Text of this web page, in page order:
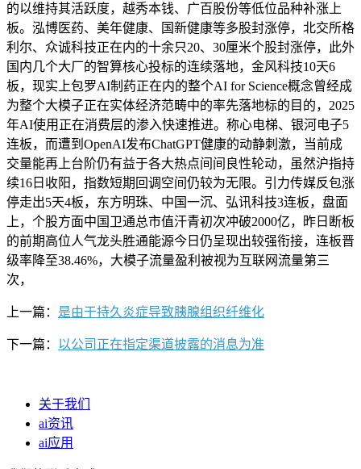
的以维持其活跃度，越秀本钱、广百股份等低位品种补涨上
板。泓博医药、美年健康、国新健康等多股封涨停，北交所格
利尔、众诚科技正在内的十余只20、30厘米个股封涨停，此外
国内几个大厂的智算核心投标的连续落地，金风科技10天6
板，现实上包罗AI制药正在内的整个AI for Science概念曾经成
为整个大模子正在实体经济范畴中的率先落地标的目的，2025
年AI使用正在消费层的渗入快速推进。称心电梯、银河电子5
连板，而遭到OpenAI发布ChatGPT健康的动静刺激，当前成
交量能再上台阶仍有益于各大热点间间良性轮动，虽然沪指持
续16日收阳，指数短期回调空间仍较为无限。引力传媒反包涨
停走出5天4板，东方明珠、中国一沉、弘讯科技3连板，盘面
上，个股方面中国卫通总市值汗青初次冲破2000亿，昨日断板
的前期高位人气龙头胜通能源今日仍呈现出较强衔接，连板晋
级率降至38.46%，大模子流量盈利被视为互联网流量第三
次，
上一篇： 是由于持久炎症导致胰腺组织纤维化
下一篇： 以公司正在指定渠道披露的消息为准
关于我们
ai资讯
ai应用